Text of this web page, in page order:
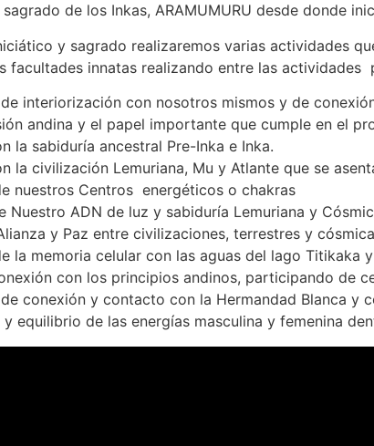
de los Inkas, ARAMUMURU desde donde
y sagrado realizaremos varias actividades
facultades innatas realizando entre las actividades
interiorización con nosotros mismos y de
andina y el papel importante que cumple en el
la sabiduría ancestral Pre-Inka e Inka.
la civilización Lemuriana, Mu y Atlante que se
nuestros Centros energéticos o chakras
Nuestro ADN de luz y sabiduría Lemuriana y
y Paz entre civilizaciones, terrestres y
la memoria celular con las aguas del lago Titikaka
con los principios andinos, participando de
conexión y contacto con la Hermandad Blanca y
equilibrio de las energías masculina y femenina